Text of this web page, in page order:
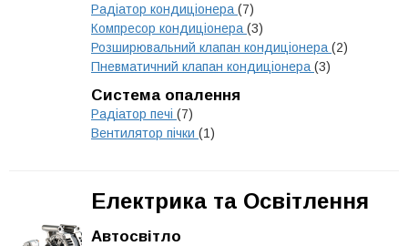
Радіатор кондиціонера (7)
Компресор кондиціонера (3)
Розширювальний клапан кондиціонера (2)
Пневматичний клапан кондиціонера (3)
Система опалення
Радіатор печі (7)
Вентилятор пічки (1)
Електрика та Освітлення
Автосвітло